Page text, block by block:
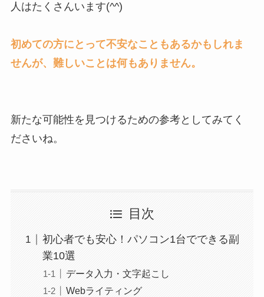
人はたくさんいます(^^)
初めての方にとって不安なこともあるかもしれま
せんが、難しいことは何もありません。
新たな可能性を見つけるための参考としてみてく
ださいね。
目次
初心者でも安心！パソコン1台でできる副
業10選
データ入力・文字起こし
Webライティング